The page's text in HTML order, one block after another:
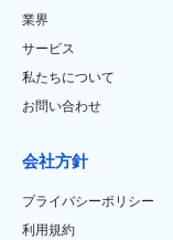
業界
サービス
私たちについて
お問い合わせ
会社方針
プライバシーポリシー
利用規約